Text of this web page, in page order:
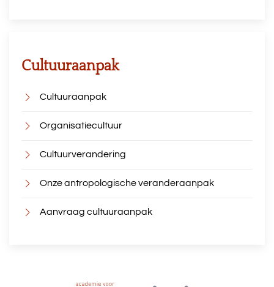
Cultuuraanpak
Cultuuraanpak
Organisatiecultuur
Cultuurverandering
Onze antropologische veranderaanpak
Aanvraag cultuuraanpak